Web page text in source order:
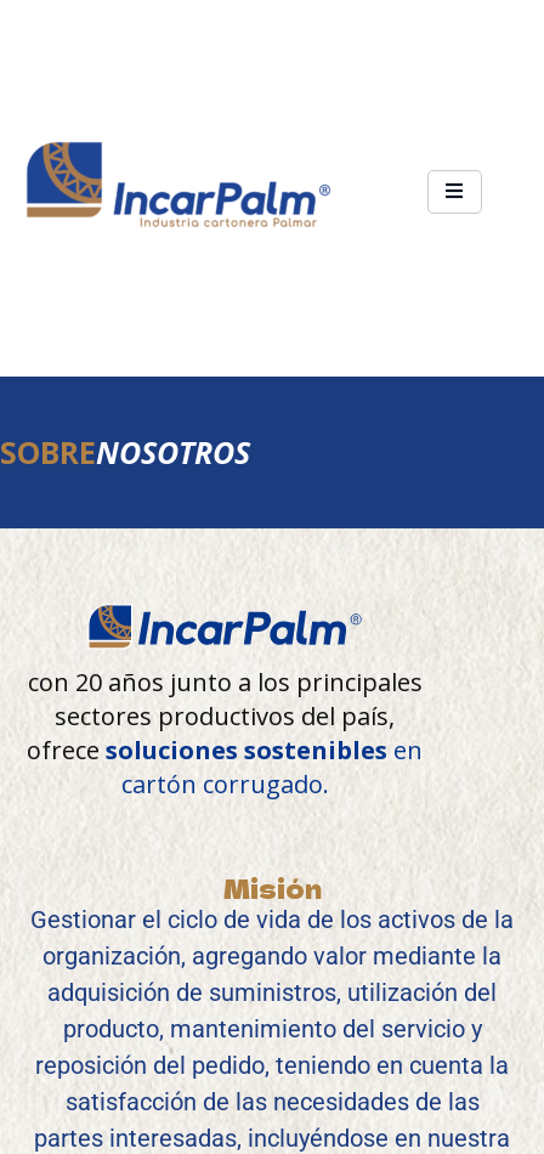
SOBRENOSOTROS
con 20 años junto a los principales
sectores productivos del país,
ofrece soluciones sostenibles en
cartón corrugado.
Misión
Gestionar el ciclo de vida de los activos de la
organización, agregando valor mediante la
adquisición de suministros, utilización del
producto, mantenimiento del servicio y
reposición del pedido, teniendo en cuenta la
satisfacción de las necesidades de las
partes interesadas, incluyéndose en nuestra